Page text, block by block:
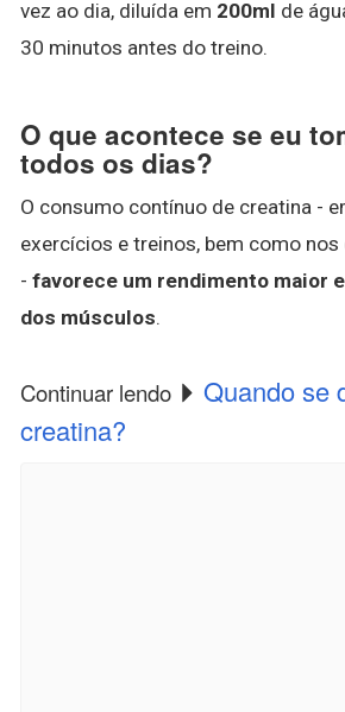
vez ao dia, diluída em 200ml de
30 minutos antes do treino.
O que acontece se eu
todos os dias?
O consumo contínuo de creatina -
exercícios e treinos, bem como
- favorece um rendimento maior
dos músculos.
Continuar lendo
Quando se
creatina?